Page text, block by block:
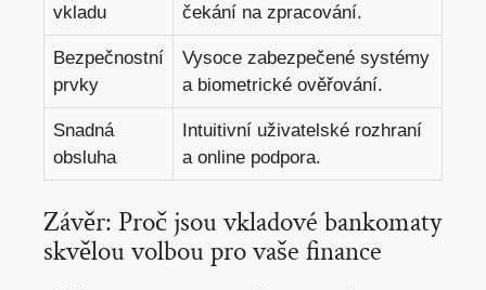
vkladu
čekání na zpracování.
Bezpečnostní
prvky
Vysoce zabezpečené systémy
a biometrické ověřování.
Snadná
obsluha
Intuitivní uživatelské rozhraní
a online podpora.
Závěr: Proč jsou vkladové bankomaty
skvělou volbou pro vaše finance